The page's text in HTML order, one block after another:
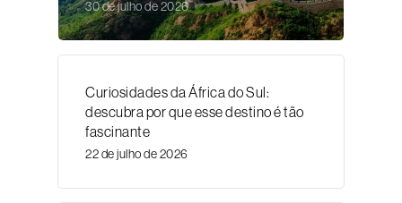
30 de julho de 2026
Curiosidades da África do Sul:
descubra por que esse destino é tão
fascinante
22 de julho de 2026